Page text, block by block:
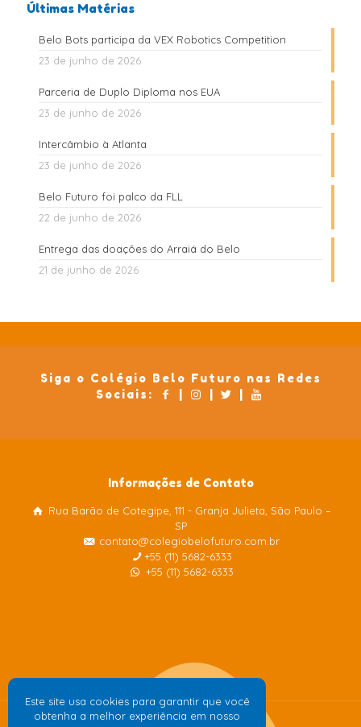
Últimas Matérias
Belo Bots participa da VEX Robotics Competition
23 de junho de 2026
Parceria de Duplo Diploma nos EUA
23 de junho de 2026
Intercâmbio à Atlanta
23 de junho de 2026
Belo Futuro foi palco da FLL
22 de junho de 2026
Entrega das doações do Arraiá do Belo
21 de junho de 2026
Siga o Colégio Belo Futuro nas Redes
Sociais:
| | |
Informações de Contato
Rua Barão de Cotegipe, 111 - Granja Julieta, São Paulo –
SP
contato@colegiobelofuturo.com.br
+55 (11) 5682-6333
+55 (11) 5682-6333
Este site usa cookies para garantir que você
obtenha a melhor experiência em nosso
Colégio Belo Futuro
Internacional